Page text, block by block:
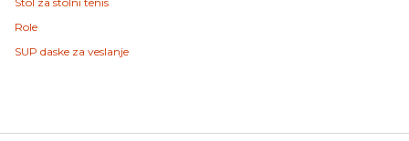
Role
SUP daske za veslanje